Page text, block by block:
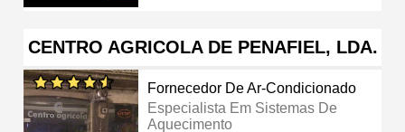
CENTRO AGRICOLA DE PENAFIEL, LDA.
Fornecedor De Ar-Condicionado
Especialista Em Sistemas De
Aquecimento